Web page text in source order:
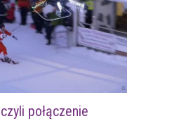
połączenie